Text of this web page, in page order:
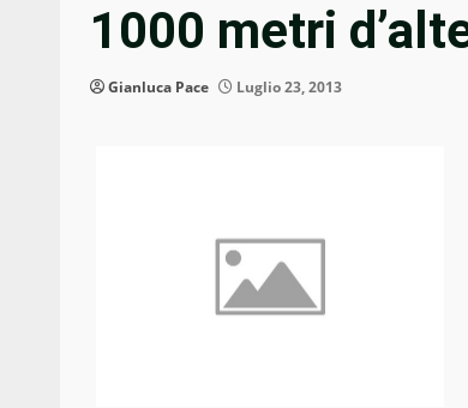
1000 metri
Gianluca Pace Luglio 23, 2013